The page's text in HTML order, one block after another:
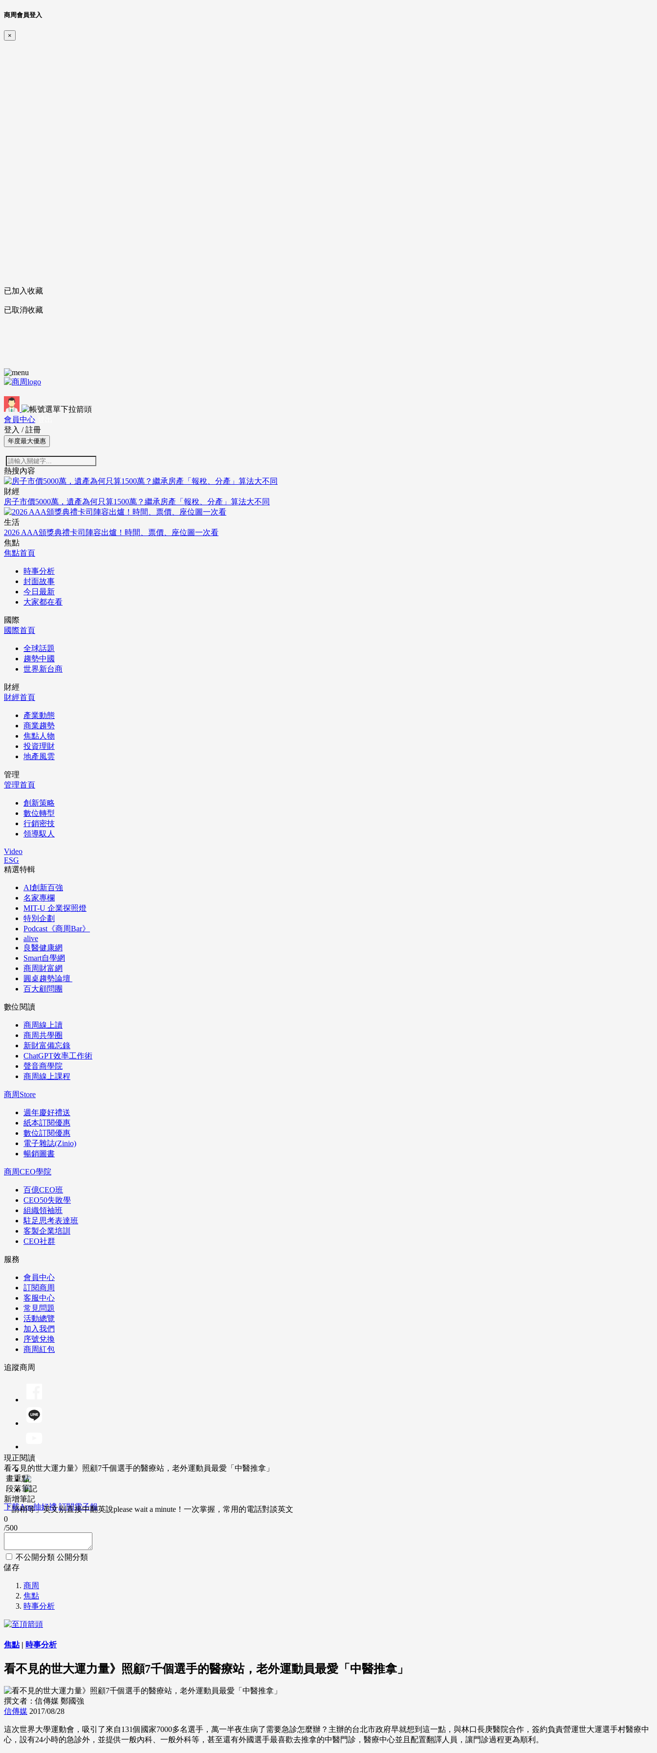
商周會員登入
×
已加入收藏
已取消收藏
會員中心
登入 / 註冊
年度最大優惠
熱搜內容
財經
房子市價5000萬，遺產為何只算1500萬？繼承房產「報稅、分產」算法大不同
生活
2026 AAA頒獎典禮卡司陣容出爐！時間、票價、座位圖一次看
焦點
焦點首頁
時事分析
封面故事
今日最新
大家都在看
國際
國際首頁
全球話題
趨勢中國
世界新台商
財經
財經首頁
產業動態
商業趨勢
焦點人物
投資理財
地產風雲
管理
管理首頁
創新策略
數位轉型
行銷密技
領導馭人
Video
ESG
精選特輯
AI創新百強
名家專欄
MIT-U 企業探照燈
特別企劃
Podcast《商周Bar》
alive
良醫健康網
Smart自學網
商周財富網
圓桌趨勢論壇
百大顧問團
數位閱讀
商周線上讀
商周共學圈
新財富備忘錄
ChatGPT效率工作術
聲音商學院
商周線上課程
商周Store
週年慶好禮送
紙本訂閱優惠
數位訂閱優惠
電子雜誌(Zinio)
暢銷圖書
商周CEO學院
百億CEO班
CEO50失敗學
組織領袖班
駐足思考表達班
客製企業培訓
CEO社群
服務
會員中心
訂閱商周
客服中心
常見問題
活動總覽
加入我們
序號兌換
商周紅包
追蹤商周
下載App抽好禮 訂閱電子報
現正閱讀
看不見的世大運力量》照顧7千個選手的醫療站，老外運動員最愛「中醫推拿」
畫重點
段落筆記
新增筆記
「請稍等」英文別直接中翻英說please wait a minute！一次掌握，常用的電話對談英文
0
/500
不公開分類 公開分類
儲存
商周
焦點
時事分析
焦點| 時事分析
看不見的世大運力量》照顧7千個選手的醫療站，老外運動員最愛「中醫推拿」
撰文者：信傳媒 鄭國強
信傳媒 2017/08/28
這次世界大學運動會，吸引了來自131個國家7000多名選手，萬一半夜生病了需要急診怎麼辦？主辦的台北市政府早就想到這一點，與林口長庚醫院合作，簽約負責營運世大運選手村醫療中
心，設有24小時的急診外，並提供一般內科、一般外科等，甚至還有外國選手最喜歡去推拿的中醫門診，醫療中心並且配置翻譯人員，讓門診過程更為順利。